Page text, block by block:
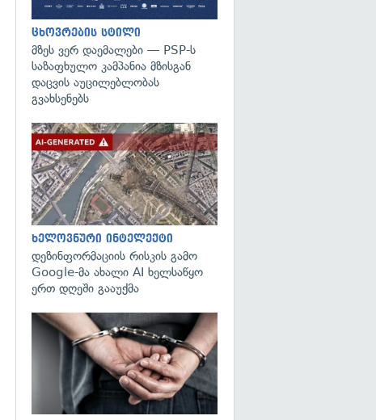
ცხოვრების სტილი
მზეს ვერ დაემალები — PSP-ს
საზაფხულო კამპანია მზისგან
დაცვის აუცილებლობას
გვახსენებს
ხელოვნური ინტელექტი
დეზინფორმაციის რისკის გამო
Google-მა ახალი AI ხელსაწყო
ერთ დღეში გააუქმა